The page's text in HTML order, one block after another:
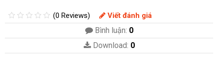
(0 Reviews) Viết đánh giá
Bình luận: 0
Download: 0